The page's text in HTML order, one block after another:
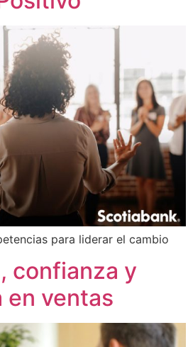
para liderar el cambio
confianza y
en ventas